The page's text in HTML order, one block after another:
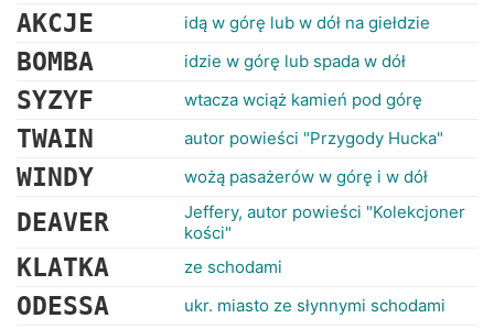
AKCJE idą w górę lub w dół na giełdzie
BOMBA idzie w górę lub spada w dół
SYZYF wtacza wciąż kamień pod górę
TWAIN autor powieści "Przygody Hucka"
WINDY wożą pasażerów w górę i w dół
DEAVER
Jeffery, autor powieści "Kolekcjoner
kości"
KLATKA ze schodami
ODESSA ukr. miasto ze słynnymi schodami